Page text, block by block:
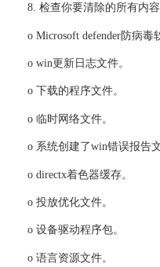
8. 检查你要清除的所有内容
o Microsoft defender防病毒
o win更新日志文件。
o 下载的程序文件。
o 临时网络文件。
o 系统创建了win错误报告文
o directx着色器缓存。
o 投放优化文件。
o 设备驱动程序包。
o 语言资源文件。